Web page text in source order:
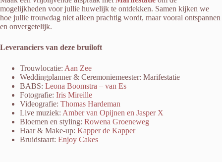
mogelijkheden voor jullie huwelijk te ontdekken. Samen kijken we
hoe jullie trouwdag niet alleen prachtig wordt, maar vooral ontspannen
en onvergetelijk.
Leveranciers van deze bruiloft
Trouwlocatie: Aan Zee
Weddingplanner & Ceremoniemeester: Marifestatie
BABS: Leona Boomstra – van Es
Fotografie: Iris Mireille
Videografie: Thomas Hardeman
Live muziek: Amber van Opijnen en Jasper X
Bloemen en styling: Rowena Groeneweg
Haar & Make-up: Kapper de Kapper
Bruidstaart: Enjoy Cakes